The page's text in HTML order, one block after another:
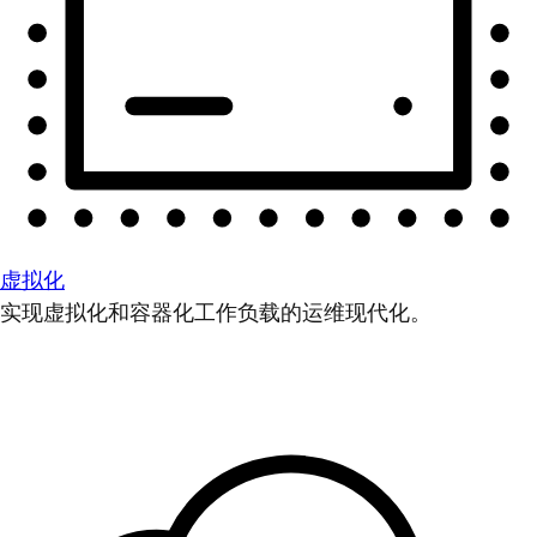
虚拟化
实现虚拟化和容器化工作负载的运维现代化。